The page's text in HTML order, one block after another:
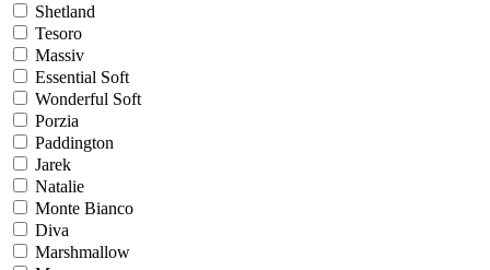
Shetland
Tesoro
Massiv
Essential Soft
Wonderful Soft
Porzia
Paddington
Jarek
Natalie
Monte Bianco
Diva
Marshmallow